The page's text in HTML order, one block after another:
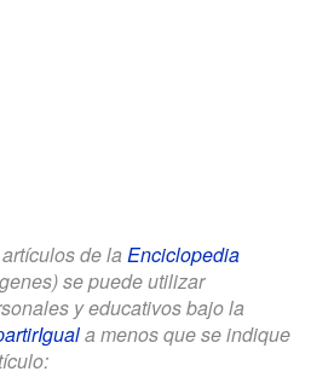
de la Enciclopedia
se puede utilizar
y educativos bajo la
a menos que se indique